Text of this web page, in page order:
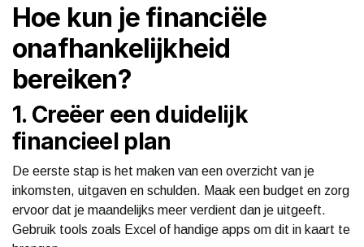
Hoe kun je financiële
onafhankelijkheid
bereiken?
1. Creëer een duidelijk
financieel plan
De eerste stap is het maken van een overzicht van je
inkomsten, uitgaven en schulden. Maak een budget en zorg
ervoor dat je maandelijks meer verdient dan je uitgeeft.
Gebruik tools zoals Excel of handige apps om dit in kaart te